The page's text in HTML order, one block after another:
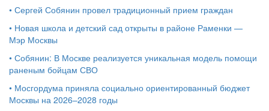
• Сергей Собянин провел традиционный прием граждан
• Новая школа и детский сад открыты в районе Раменки —
Мэр Москвы
• Собянин: В Москве реализуется уникальная модель помощи
раненым бойцам СВО
• Мосгордума приняла социально ориентированный бюджет
Москвы на 2026–2028 годы